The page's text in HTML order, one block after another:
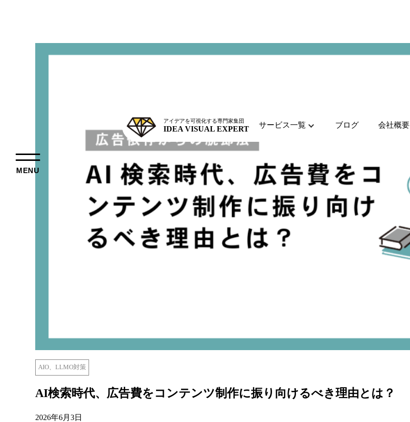
MENU
アイデアを可視化する専門家集団
IDEA VISUAL EXPERT サービス一覧 ブログ 会社概要
AIO、LLMO対策
AI検索時代、広告費をコンテンツ制作に振り向けるべき理由とは？
2026年6月3日